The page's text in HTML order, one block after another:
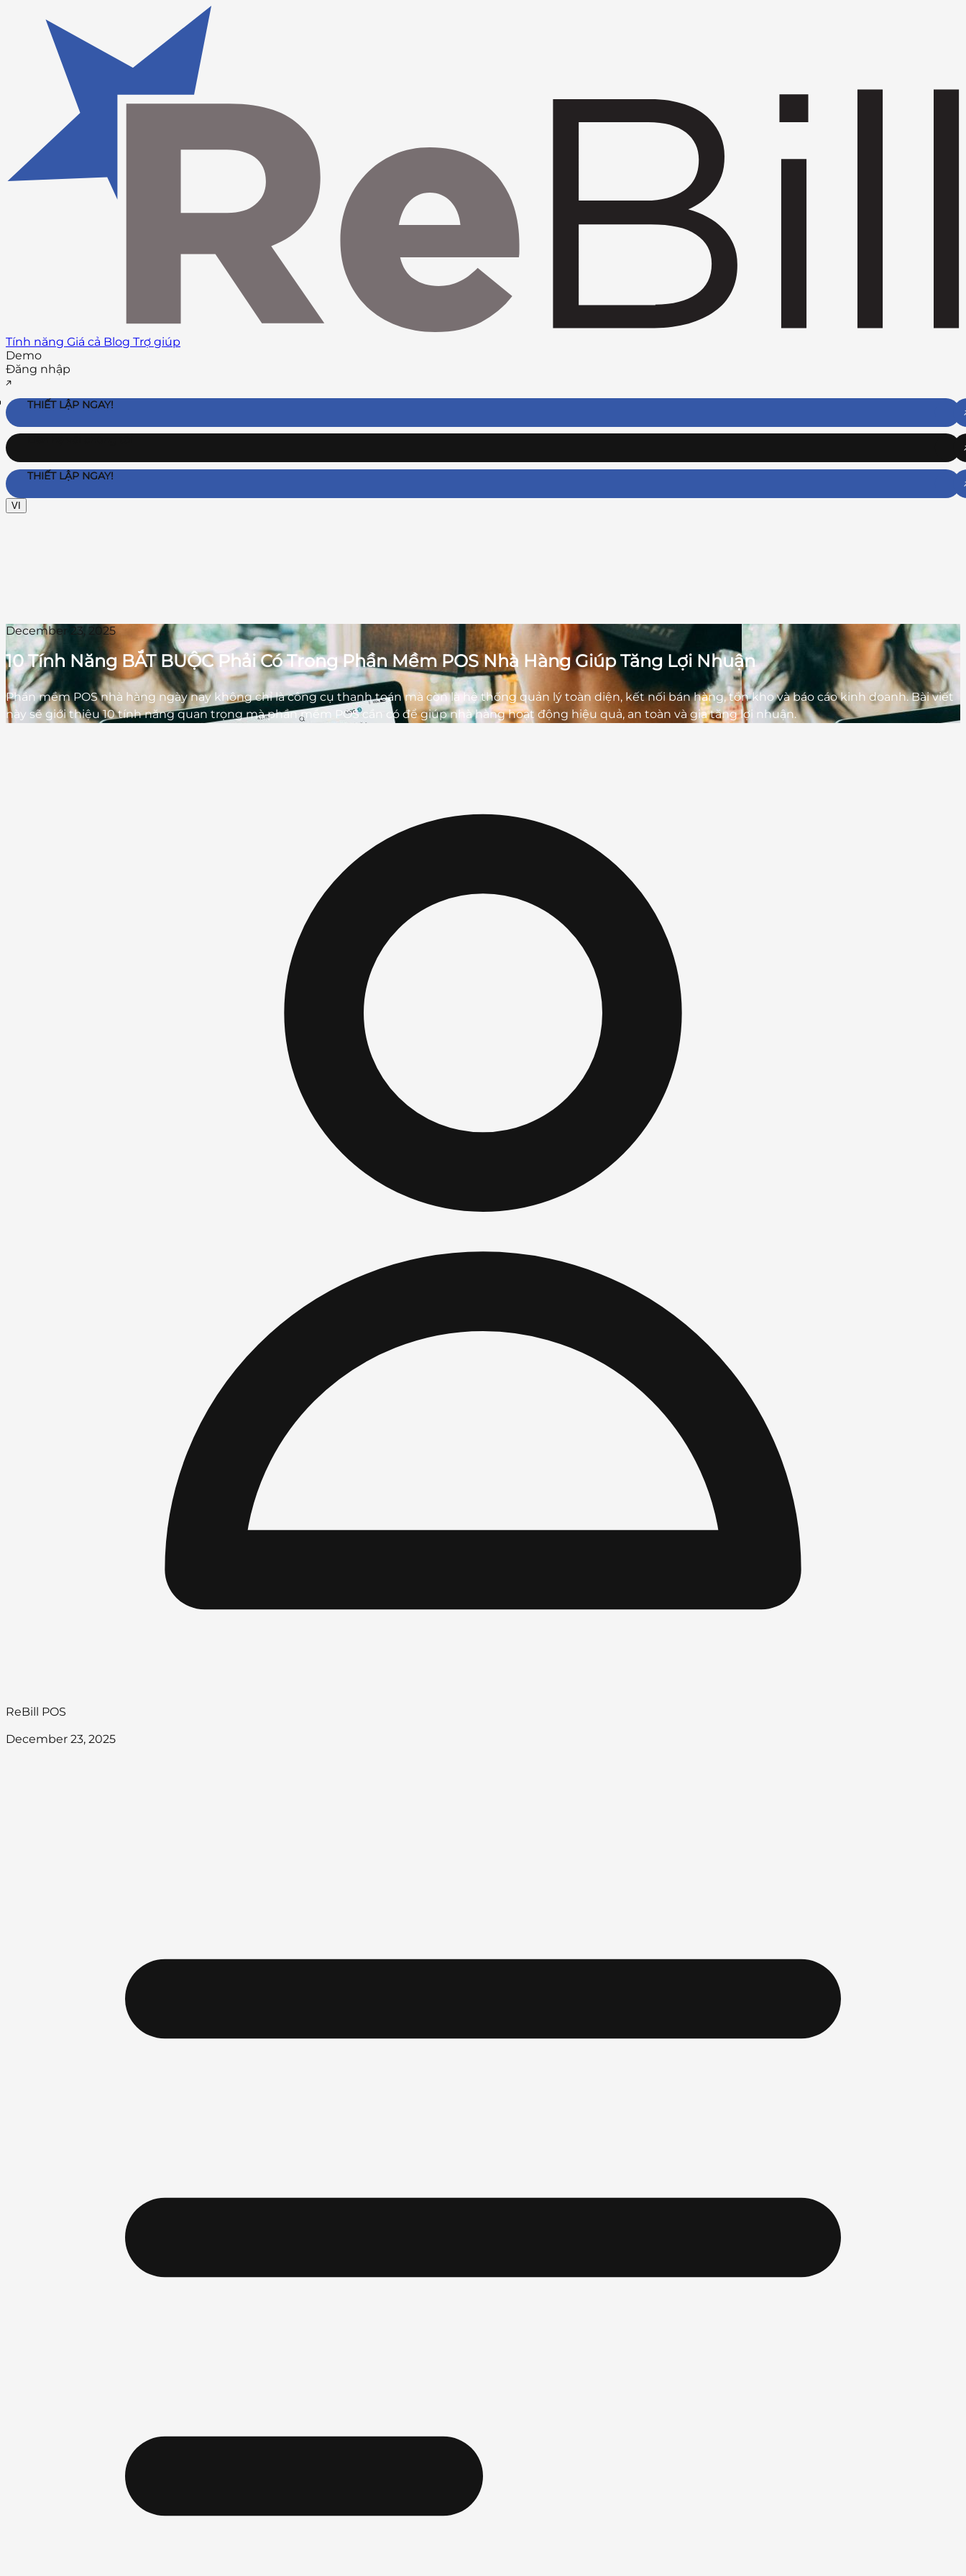
Tính năng Giá cả Blog Trợ giúp
Demo
Đăng nhập
THIẾT LẬP NGAY!
THIẾT LẬP NGAY!
VI
December 23, 2025
10 Tính Năng BẮT BUỘC Phải Có Trong Phần Mềm POS Nhà Hàng Giúp Tăng Lợi Nhuận
Phần mềm POS nhà hàng ngày nay không chỉ là công cụ thanh toán mà còn là hệ thống quản lý toàn diện, kết nối bán hàng, tồn kho và báo cáo kinh doanh. Bài viết
này sẽ giới thiệu 10 tính năng quan trọng mà phần mềm POS cần có để giúp nhà hàng hoạt động hiệu quả, an toàn và gia tăng lợi nhuận.
ReBill POS
December 23, 2025